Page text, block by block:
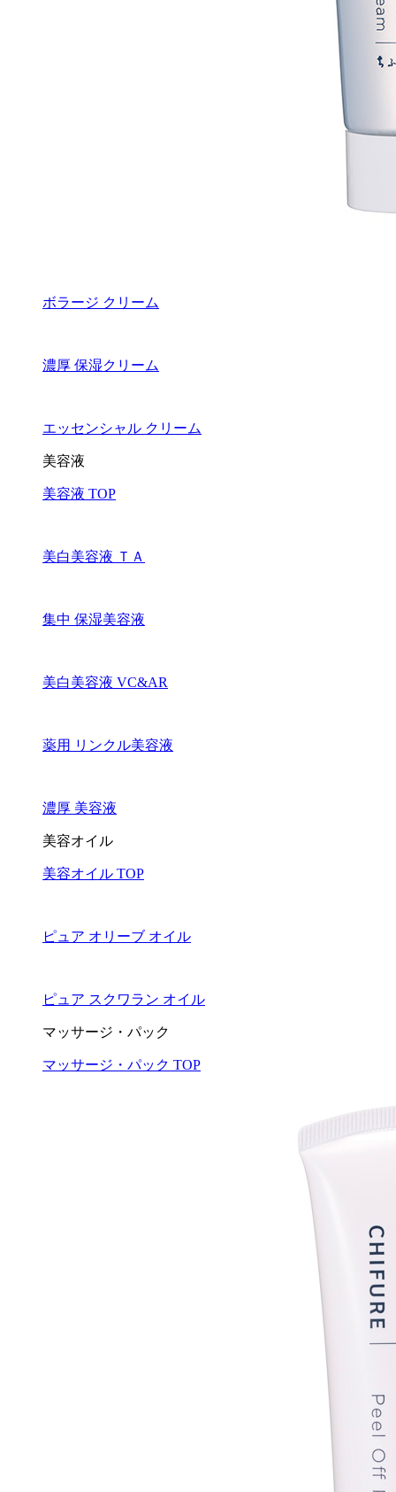
ボラージ クリーム
濃厚 保湿クリーム
エッセンシャル クリーム
美容液
美容液 TOP
美白美容液 ＴＡ
集中 保湿美容液
美白美容液 VC&AR
薬用 リンクル美容液
濃厚 美容液
美容オイル
美容オイル TOP
ピュア オリーブ オイル
ピュア スクワラン オイル
マッサージ・パック
マッサージ・パック TOP